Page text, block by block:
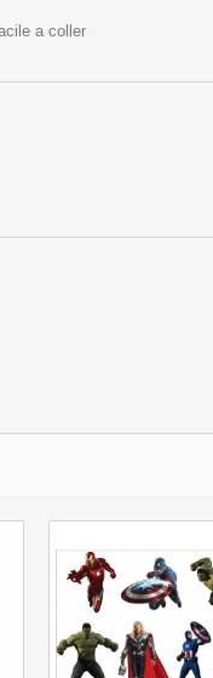
a coller